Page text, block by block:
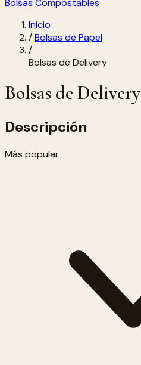
Bolsas Compostables
Inicio
/Bolsas de Papel
/
Bolsas de Delivery
Bolsas de Delivery
Descripción
Más popular